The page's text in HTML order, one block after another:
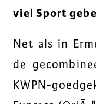
viel Sport
Net als in
de
KWPN-